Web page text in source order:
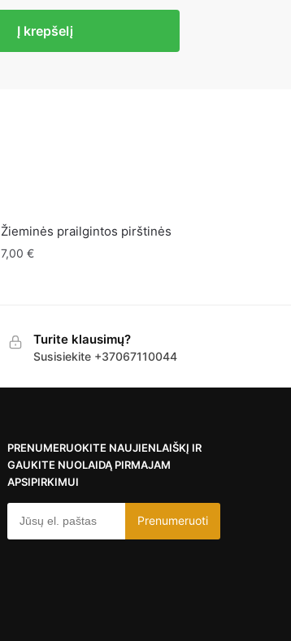
Į krepšelį
Žieminės prailgintos pirštinės
7,00 €
Turite klausimų?
Susisiekite +37067110044
PRENUMERUOKITE NAUJIENLAIŠKĮ IR
GAUKITE NUOLAIDĄ PIRMAJAM
APSIPIRKIMUI